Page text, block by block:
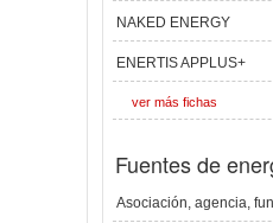
NAKED ENERGY
ENERTIS APPLUS+
ver más fichas
Fuentes de
Asociación, agencia,